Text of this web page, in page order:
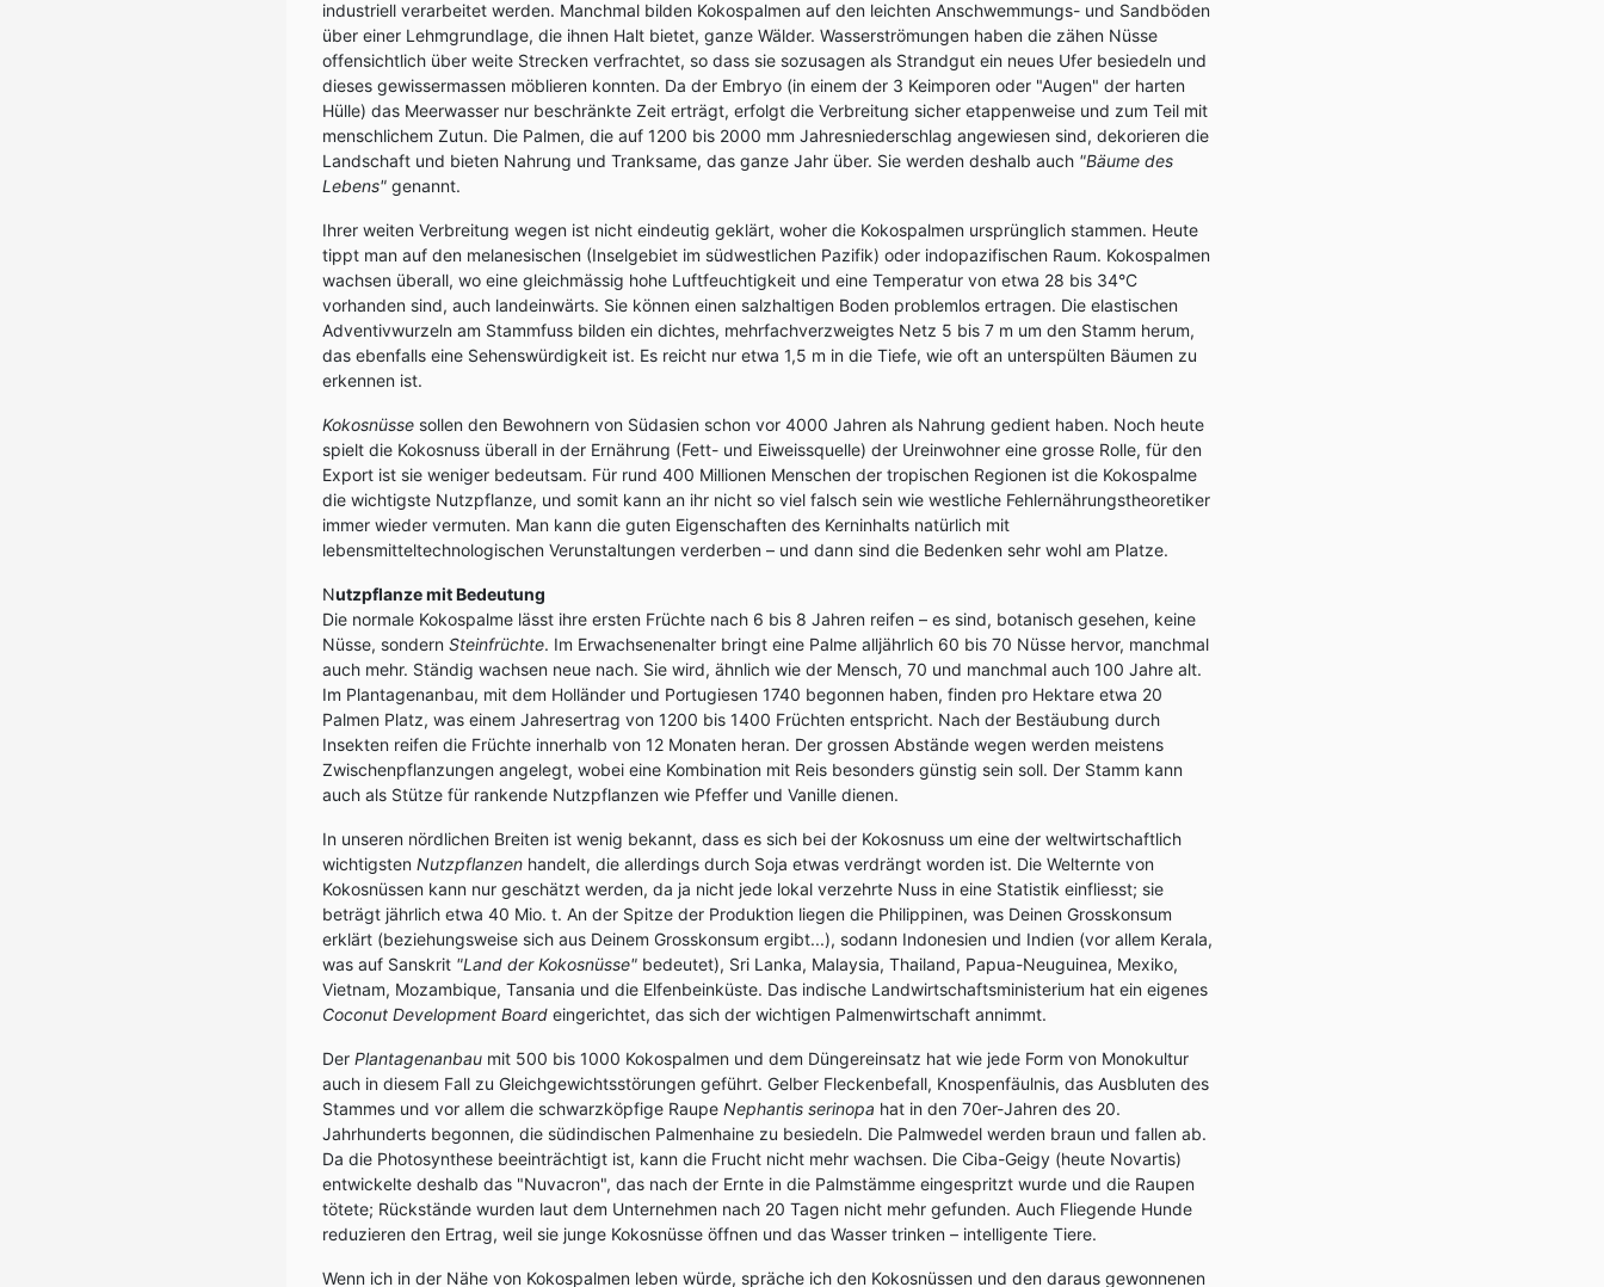
industriell verarbeitet werden. Manchmal bilden Kokospalmen auf den leichten Anschwemmungs- und Sandböden
über einer Lehmgrundlage, die ihnen Halt bietet, ganze Wälder. Wasserströmungen haben die zähen Nüsse
offensichtlich über weite Strecken verfrachtet, so dass sie sozusagen als Strandgut ein neues Ufer besiedeln und
dieses gewissermassen möblieren konnten. Da der Embryo (in einem der 3 Keimporen oder "Augen" der harten
Hülle) das Meerwasser nur beschränkte Zeit erträgt, erfolgt die Verbreitung sicher etappenweise und zum Teil mit
menschlichem Zutun. Die Palmen, die auf 1200 bis 2000 mm Jahresniederschlag angewiesen sind, dekorieren die
Landschaft und bieten Nahrung und Tranksame, das ganze Jahr über. Sie werden deshalb auch "Bäume des
Lebens" genannt.
Ihrer weiten Verbreitung wegen ist nicht eindeutig geklärt, woher die Kokospalmen ursprünglich stammen. Heute
tippt man auf den melanesischen (Inselgebiet im südwestlichen Pazifik) oder indopazifischen Raum. Kokospalmen
wachsen überall, wo eine gleichmässig hohe Luftfeuchtigkeit und eine Temperatur von etwa 28 bis 34°C
vorhanden sind, auch landeinwärts. Sie können einen salzhaltigen Boden problemlos ertragen. Die elastischen
Adventivwurzeln am Stammfuss bilden ein dichtes, mehrfachverzweigtes Netz 5 bis 7 m um den Stamm herum,
das ebenfalls eine Sehenswürdigkeit ist. Es reicht nur etwa 1,5 m in die Tiefe, wie oft an unterspülten Bäumen zu
erkennen ist.
Kokosnüsse sollen den Bewohnern von Südasien schon vor 4000 Jahren als Nahrung gedient haben. Noch heute
spielt die Kokosnuss überall in der Ernährung (Fett- und Eiweissquelle) der Ureinwohner eine grosse Rolle, für den
Export ist sie weniger bedeutsam. Für rund 400 Millionen Menschen der tropischen Regionen ist die Kokospalme
die wichtigste Nutzpflanze, und somit kann an ihr nicht so viel falsch sein wie westliche Fehlernährungstheoretiker
immer wieder vermuten. Man kann die guten Eigenschaften des Kerninhalts natürlich mit
lebensmitteltechnologischen Verunstaltungen verderben – und dann sind die Bedenken sehr wohl am Platze.
Nutzpflanze mit Bedeutung
Die normale Kokospalme lässt ihre ersten Früchte nach 6 bis 8 Jahren reifen – es sind, botanisch gesehen, keine
Nüsse, sondern Steinfrüchte. Im Erwachsenenalter bringt eine Palme alljährlich 60 bis 70 Nüsse hervor, manchmal
auch mehr. Ständig wachsen neue nach. Sie wird, ähnlich wie der Mensch, 70 und manchmal auch 100 Jahre alt.
Im Plantagenanbau, mit dem Holländer und Portugiesen 1740 begonnen haben, finden pro Hektare etwa 20
Palmen Platz, was einem Jahresertrag von 1200 bis 1400 Früchten entspricht. Nach der Bestäubung durch
Insekten reifen die Früchte innerhalb von 12 Monaten heran. Der grossen Abstände wegen werden meistens
Zwischenpflanzungen angelegt, wobei eine Kombination mit Reis besonders günstig sein soll. Der Stamm kann
auch als Stütze für rankende Nutzpflanzen wie Pfeffer und Vanille dienen.
In unseren nördlichen Breiten ist wenig bekannt, dass es sich bei der Kokosnuss um eine der weltwirtschaftlich
wichtigsten Nutzpflanzen handelt, die allerdings durch Soja etwas verdrängt worden ist. Die Welternte von
Kokosnüssen kann nur geschätzt werden, da ja nicht jede lokal verzehrte Nuss in eine Statistik einfliesst; sie
beträgt jährlich etwa 40 Mio. t. An der Spitze der Produktion liegen die Philippinen, was Deinen Grosskonsum
erklärt (beziehungsweise sich aus Deinem Grosskonsum ergibt...), sodann Indonesien und Indien (vor allem Kerala,
was auf Sanskrit "Land der Kokosnüsse" bedeutet), Sri Lanka, Malaysia, Thailand, Papua-Neuguinea, Mexiko,
Vietnam, Mozambique, Tansania und die Elfenbeinküste. Das indische Landwirtschaftsministerium hat ein eigenes
Coconut Development Board eingerichtet, das sich der wichtigen Palmenwirtschaft annimmt.
Der Plantagenanbau mit 500 bis 1000 Kokospalmen und dem Düngereinsatz hat wie jede Form von Monokultur
auch in diesem Fall zu Gleichgewichtsstörungen geführt. Gelber Fleckenbefall, Knospenfäulnis, das Ausbluten des
Stammes und vor allem die schwarzköpfige Raupe Nephantis serinopa hat in den 70er-Jahren des 20.
Jahrhunderts begonnen, die südindischen Palmenhaine zu besiedeln. Die Palmwedel werden braun und fallen ab.
Da die Photosynthese beeinträchtigt ist, kann die Frucht nicht mehr wachsen. Die Ciba-Geigy (heute Novartis)
entwickelte deshalb das "Nuvacron", das nach der Ernte in die Palmstämme eingespritzt wurde und die Raupen
tötete; Rückstände wurden laut dem Unternehmen nach 20 Tagen nicht mehr gefunden. Auch Fliegende Hunde
reduzieren den Ertrag, weil sie junge Kokosnüsse öffnen und das Wasser trinken – intelligente Tiere.
Wenn ich in der Nähe von Kokospalmen leben würde, spräche ich den Kokosnüssen und den daraus gewonnenen